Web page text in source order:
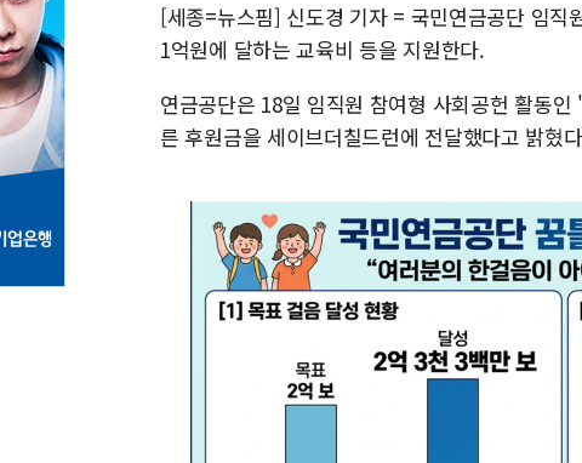
[세종=뉴스핌] 신도경 기자 = 국민연금공단 임직
1억원에 달하는 교육비 등을 지원한다.
연금공단은 18일 임직원 참여형 사회공헌 활동
른 후원금을 세이브더칠드런에 전달했다고 밝혔